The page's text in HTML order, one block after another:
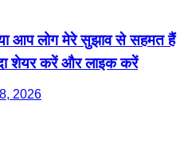
आप लोग मेरे सुझाव से सहमत हैं
शेयर करें और लाइक करें
2026